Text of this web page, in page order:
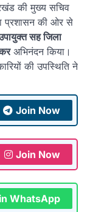
की मुख्य सचिव
प्रशासन की ओर से
सह जिला
अभिनंदन किया।
की उपस्थिति ने
Join Now
Join Now
WhatsApp